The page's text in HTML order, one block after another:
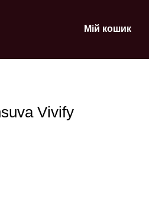
Мій кошик
Vivify